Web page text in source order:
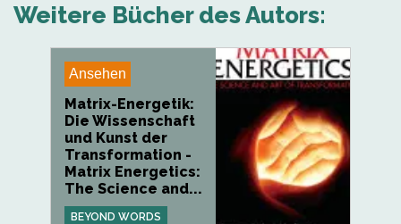
Weitere Bücher des Autors:
Ansehen
Matrix-Energetik:
Die Wissenschaft
und Kunst der
Transformation -
Matrix Energetics:
The Science and...
BEYOND WORDS